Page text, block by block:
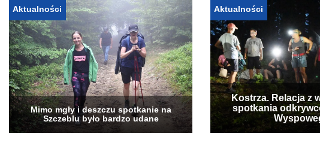
Aktualności
Mimo mgły i deszczu spotkanie na
Szczeblu było bardzo udane
Aktualności
Kostrza. Relacja z
spotkania